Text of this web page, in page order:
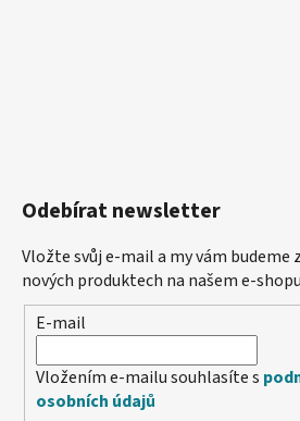
Odebírat newsletter
Vložte svůj e-mail a my vám
nových produktech na našem e-
E-mail
Vložením e-mailu souhlasíte s
osobních údajů